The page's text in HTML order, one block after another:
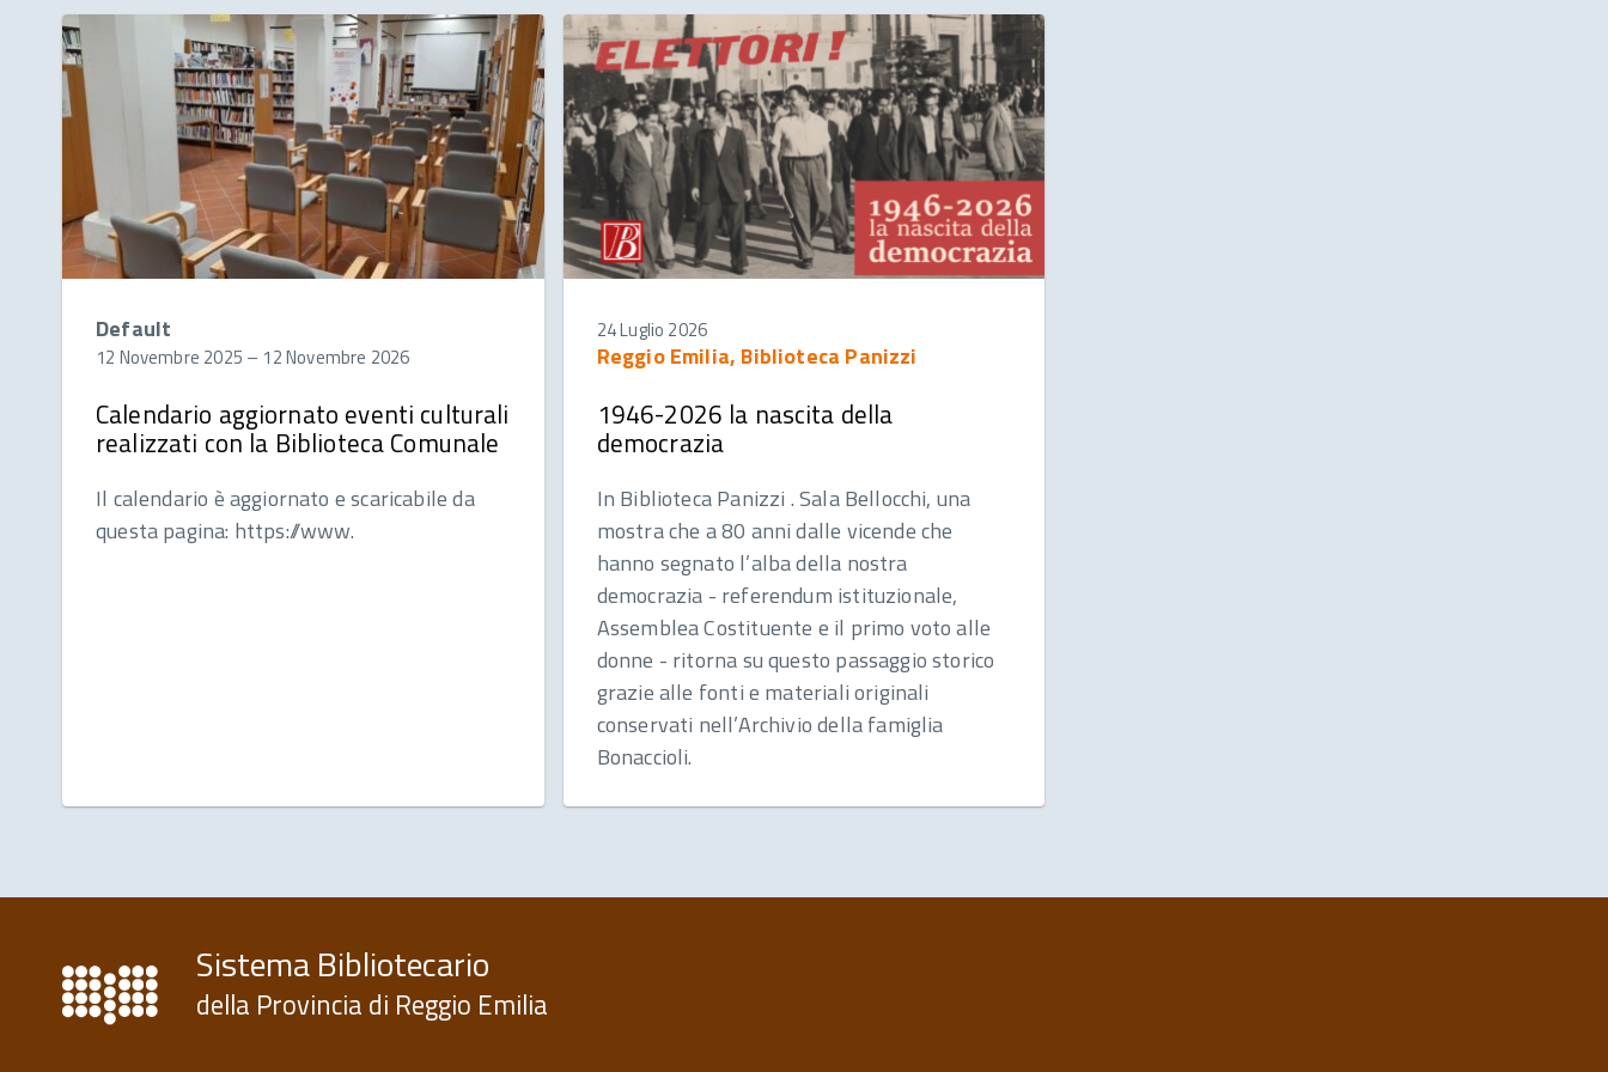
Default
12 Novembre 2025 – 12 Novembre 2026
Calendario aggiornato eventi culturali
realizzati con la Biblioteca Comunale
Il calendario è aggiornato e scaricabile da
questa pagina: https://www.
24 Luglio 2026
Reggio Emilia, Biblioteca Panizzi
1946-2026 la nascita della
democrazia
In Biblioteca Panizzi . Sala Bellocchi, una
mostra che a 80 anni dalle vicende che
hanno segnato l’alba della nostra
democrazia - referendum istituzionale,
Assemblea Costituente e il primo voto alle
donne - ritorna su questo passaggio storico
grazie alle fonti e materiali originali
conservati nell’Archivio della famiglia
Bonaccioli.
Sistema Bibliotecario
della Provincia di Reggio Emilia